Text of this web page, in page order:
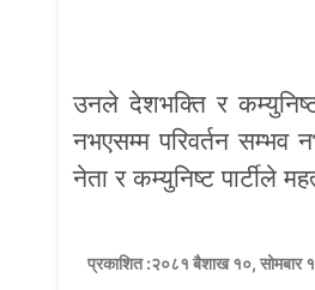
उनले देशभक्ति र
नभएसम्म परिवर्तन सम्भव
नेता र कम्युनिष्ट पार्टीले
प्रकाशित :२०८१ बैशाख १०, सोमबार